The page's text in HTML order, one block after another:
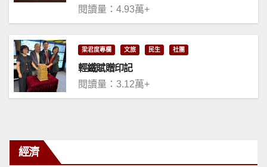
閱讀量：4.93萬+
梁君度專欄 文旅 民生 社團
輕鐵賦贈印記
閱讀量：3.12萬+
經濟